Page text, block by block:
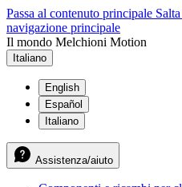
Passa al contenuto principale
navigazione principale
Il mondo Melchioni Motion
Italiano
English
Español
Italiano
Assistenza/aiuto